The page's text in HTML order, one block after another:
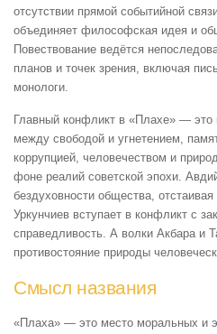
отсутствии прямой событийной
объединяет философская идея и
Повествование ведётся
планов и точек зрения, включая
монологи.
Главный конфликт в «Плахе» — это
между свободой и угнетением,
коррупцией, человечеством и
фоне реалий советской эпохи.
бездуховности общества,
Уркунчиев вступает в конфликт с
справедливость. А волки Акбара и
противостояние природы
Смысл названия
«Плаха» — это место моральных и